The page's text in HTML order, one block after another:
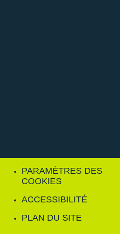
PARAMÈTRES DES
COOKIES
ACCESSIBILITÉ
PLAN DU SITE